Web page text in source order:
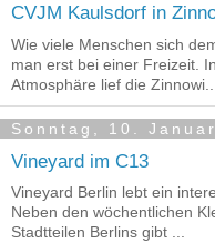
CVJM Kaulsdorf in
Wie viele Menschen sich
man erst bei einer Freizeit.
Atmosphäre lief die Zinnowi...
Sonntag, 10.
Vineyard im C13
Vineyard Berlin lebt ein
Neben den wöchentlichen
Stadtteilen Berlins gibt ...